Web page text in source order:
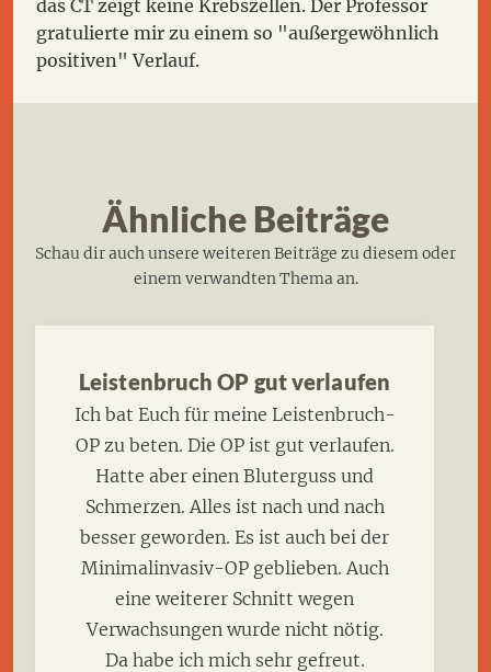
das CT zeigt keine Krebszellen. Der Professor
gratulierte mir zu einem so "außergewöhnlich
positiven" Verlauf.
Ähnliche Beiträge
Schau dir auch unsere weiteren Beiträge zu diesem oder
einem verwandten Thema an.
Leistenbruch OP gut verlaufen
Ich bat Euch für meine Leistenbruch-
OP zu beten. Die OP ist gut verlaufen.
Hatte aber einen Bluterguss und
Schmerzen. Alles ist nach und nach
besser geworden. Es ist auch bei der
Minimalinvasiv-OP geblieben. Auch
eine weiterer Schnitt wegen
Verwachsungen wurde nicht nötig.
Da habe ich mich sehr gefreut.